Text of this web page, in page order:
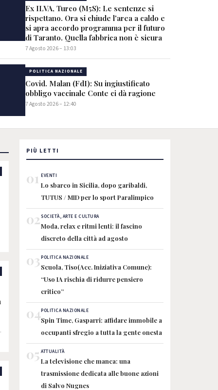
Ex ILVA, Turco (M5S): Le sentenze si
rispettano. Ora si chiude l'area a caldo e
si apra accordo programma per il futuro
di Taranto. Quella fabbrica non è sicura
7 Agosto 2026 – 13:03
POLITICA NAZIONALE
Covid. Malan (FdI): Su ingiustificato
obbligo vaccinale Conte ci dà ragione
7 Agosto 2026 – 12:40
PIÙ LETTI
01 EVENTI
Lo sbarco in Sicilia, dopo garibaldi,
TUTUS / MID per lo sport Paralimpico
02SOCIETÀ, ARTE E CULTURA
Moda, relax e ritmi lenti: il fascino
discreto della città ad agosto
03POLITICA NAZIONALE
Scuola, Tiso(Acc. Iniziativa Comune):
“Uso IA rischia di ridurre pensiero
critico”
04POLITICA NAZIONALE
Spin Time, Gasparri: affidare immobile a
occupanti sfregio a tutta la gente onesta
05 ATTUALITÀ
La televisione che manca: una
trasmissione dedicata alle buone azioni
di Salvo Nugnes